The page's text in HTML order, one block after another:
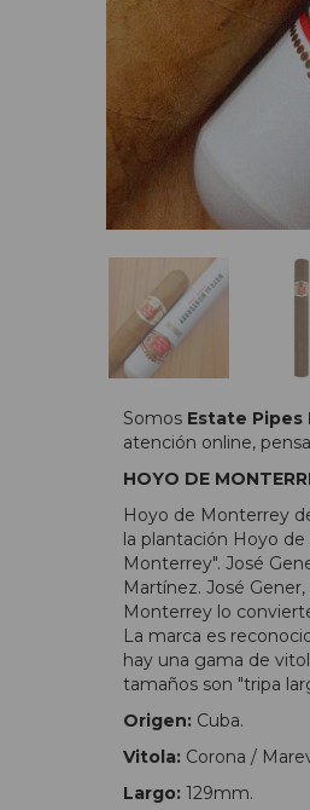
Somos Estate Pipes
atención online,
HOYO DE
Hoyo de Monterrey
la plantación Hoyo
Monterrey". José
Martínez. José
Monterrey lo
La marca es
hay una gama de
tamaños son "tripa
Origen: Cuba.
Vitola: Corona /
Largo: 129mm.